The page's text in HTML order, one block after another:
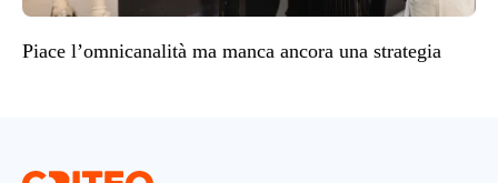
Piace l’omnicanalità ma manca ancora una strategia